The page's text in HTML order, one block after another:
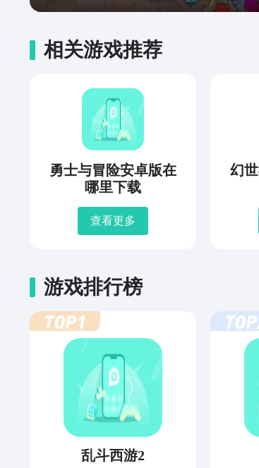
相关游戏推荐
勇士与冒险安卓版在
哪里下载
查看更多
幻
游戏排行榜
乱斗西游2